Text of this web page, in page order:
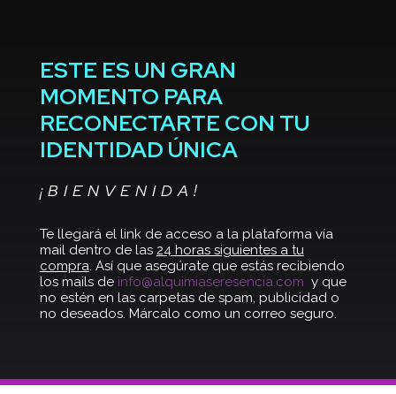
ESTE ES UN GRAN
MOMENTO PARA
RECONECTARTE CON TU
IDENTIDAD ÚNICA
¡BIENVENIDA!
Te llegará el link de acceso a la plataforma vía
mail dentro de las 24 horas siguientes a tu
compra. Así que asegúrate que estás recibiendo
los mails de info@alquimiaseresencia.com y que
no estén en las carpetas de spam, publicidad o
no deseados. Márcalo como un correo seguro.